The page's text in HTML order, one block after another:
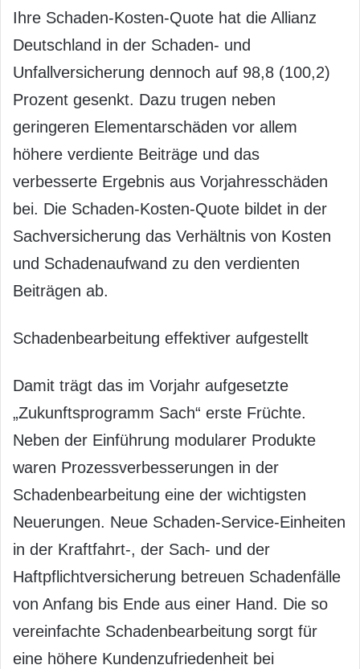
Ihre Schaden-Kosten-Quote hat die Allianz
Deutschland in der Schaden- und
Unfallversicherung dennoch auf 98,8 (100,2)
Prozent gesenkt. Dazu trugen neben
geringeren Elementarschäden vor allem
höhere verdiente Beiträge und das
verbesserte Ergebnis aus Vorjahresschäden
bei. Die Schaden-Kosten-Quote bildet in der
Sachversicherung das Verhältnis von Kosten
und Schadenaufwand zu den verdienten
Beiträgen ab.
Schadenbearbeitung effektiver aufgestellt
Damit trägt das im Vorjahr aufgesetzte
„Zukunftsprogramm Sach“ erste Früchte.
Neben der Einführung modularer Produkte
waren Prozessverbesserungen in der
Schadenbearbeitung eine der wichtigsten
Neuerungen. Neue Schaden-Service-Einheiten
in der Kraftfahrt-, der Sach- und der
Haftpflichtversicherung betreuen Schadenfälle
von Anfang bis Ende aus einer Hand. Die so
vereinfachte Schadenbearbeitung sorgt für
eine höhere Kundenzufriedenheit bei